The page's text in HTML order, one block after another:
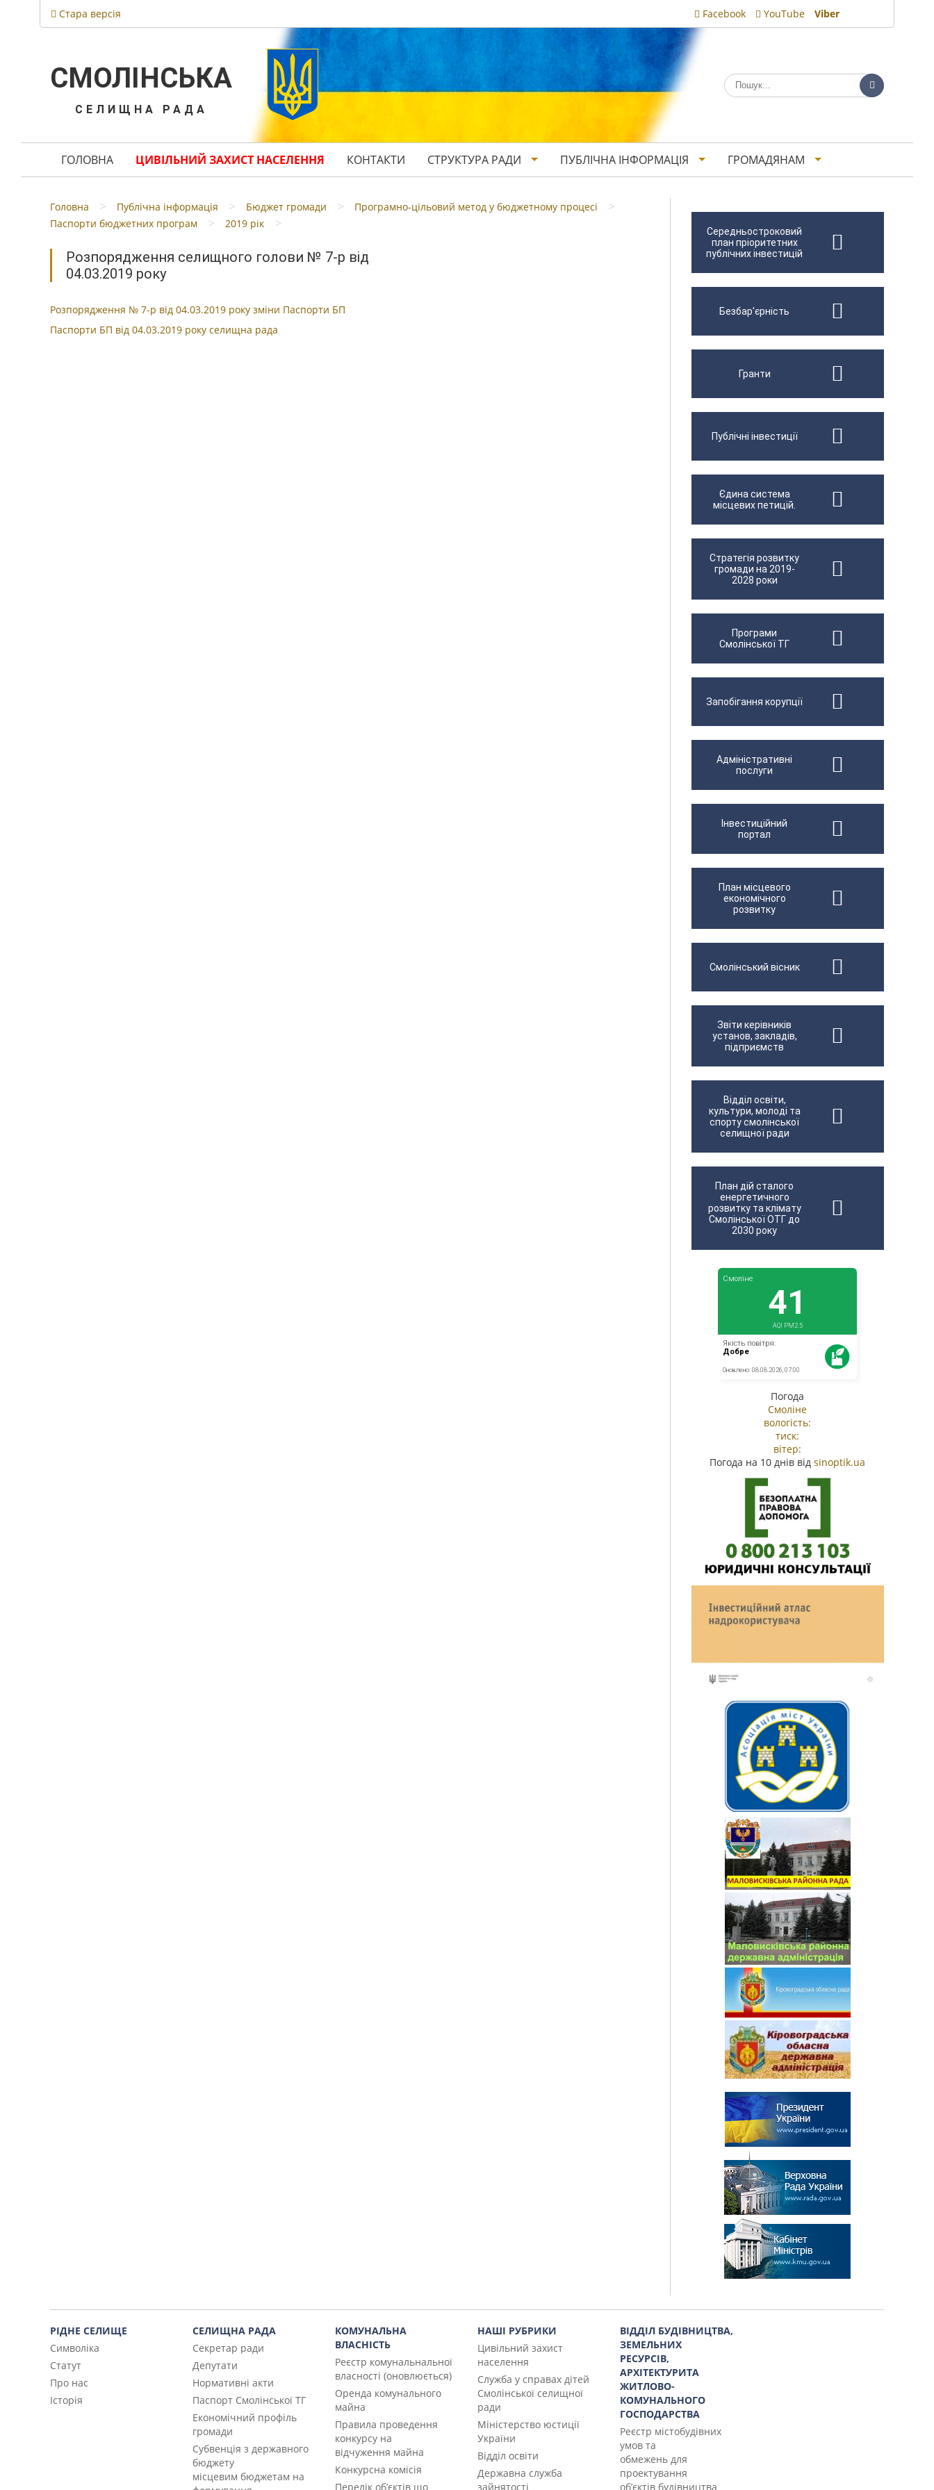
Стара версія Facebook YouTube Viber
СМОЛІНСЬКА
СЕЛИЩНА РАДА
ГОЛОВНА ЦИВІЛЬНИЙ ЗАХИСТ НАСЕЛЕННЯ КОНТАКТИ СТРУКТУРА РАДИ ПУБЛІЧНА ІНФОРМАЦІЯ ГРОМАДЯНАМ
Головна > Публічна інформація > Бюджет громади > Програмно-цільовий метод у бюджетному процесі >
Паспорти бюджетних програм > 2019 рік >
Розпорядження селищного голови № 7-р від
04.03.2019 року
Розпорядження № 7-р вiд 04.03.2019 року змiни Паспорти БП
Паспорти БП вiд 04.03.2019 року селищна рада
Середньостроковий
план пріоритетних
публічних інвестицій
Безбар'єрність
Гранти
Публічні інвестиції
Єдина система
місцевих петицій.
Стратегія розвитку
громади на 2019-
2028 роки
Програми
Смолінської ТГ
Запобігання корупції
Адміністративні
послуги
Інвестиційний
портал
План місцевого
економічного
розвитку
Смолінський вісник
Звіти керівників
установ, закладів,
підприємств
Відділ освіти,
культури, молоді та
спорту смолінської
селищної ради
План дій сталого
енергетичного
розвитку та клімату
Смолінської ОТГ до
2030 року
Погода
Смоліне
вологість:
тиск:
вітер:
Погода на 10 днів відsinoptik.ua
РІДНЕ СЕЛИЩЕ
Символіка
Статут
Про нас
Історія
СЕЛИЩНА РАДА
Секретар ради
Депутати
Нормативні акти
Паспорт Смолінської ТГ
Економічний профіль
громади
Субвенція з державного
бюджету
місцевим бюджетам на
КОМУНАЛЬНА
ВЛАСНІСТЬ
Реєстр комунальнальної
власності (оновлюється)
Оренда комунального
майна
Правила проведення
конкурсу на
відчуження майна
Конкурсна комісія
Перелік об’єктів що
НАШІ РУБРИКИ
Цивільний захист
населення
Служба у справах дітей
Смолінської селищної
ради
Міністерство юстиції
України
Відділ освіти
Державна служба
зайнятості
ВІДДІЛ БУДІВНИЦТВА,
ЗЕМЕЛЬНИХ
РЕСУРСІВ,
АРХІТЕКТУРИТА
ЖИТЛОВО-
КОМУНАЛЬНОГО
ГОСПОДАРСТВА
Реєстр містобудівних
умов та
обмежень для
проектування
об’єктів будівництва